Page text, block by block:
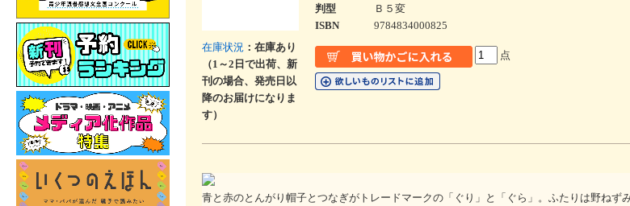
在庫状況 ：在庫あり
（1～2日で出荷、新
刊の場合、発売日以
降のお届けになりま
す）
判型
Ｂ５変
ISBN
9784834000825
点
青と赤のとんがり帽子とつなぎがトレードマークの「ぐり」と「ぐら」。ふたりは野ねず